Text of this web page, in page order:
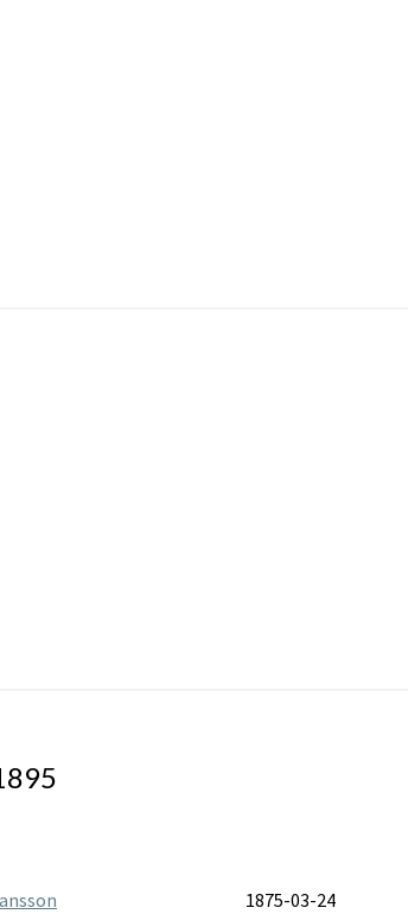
1875-03-24